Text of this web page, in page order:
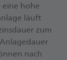
eine hohe
läuft
zum
nach